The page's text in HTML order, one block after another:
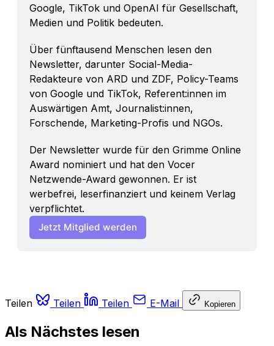
Google, TikTok und OpenAI für Gesellschaft,
Medien und Politik bedeuten.
Über fünftausend Menschen lesen den
Newsletter, darunter Social-Media-
Redakteure von ARD und ZDF, Policy-Teams
von Google und TikTok, Referent:innen im
Auswärtigen Amt, Journalist:innen,
Forschende, Marketing-Profis und NGOs.
Der Newsletter wurde für den Grimme Online
Award nominiert und hat den Vocer
Netzwende-Award gewonnen. Er ist
werbefrei, leserfinanziert und keinem Verlag
verpflichtet.
Jetzt Mitglied werden
Teilen Teilen Teilen E-Mail Kopieren
Als Nächstes lesen